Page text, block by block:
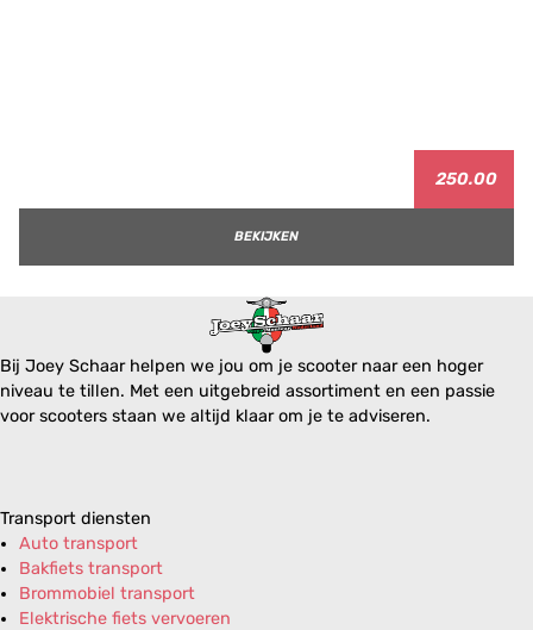
250.00
BEKIJKEN
Bij Joey Schaar helpen we jou om je scooter naar een hoger
niveau te tillen. Met een uitgebreid assortiment en een passie
voor scooters staan we altijd klaar om je te adviseren.
Transport diensten
Auto transport
Bakfiets transport
Brommobiel transport
Elektrische fiets vervoeren